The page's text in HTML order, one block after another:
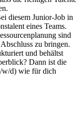
diesem Junior-Job in
eines Teams.
sind
zu bringen.
und behältst
Dann ist die
w/d) wie für dich